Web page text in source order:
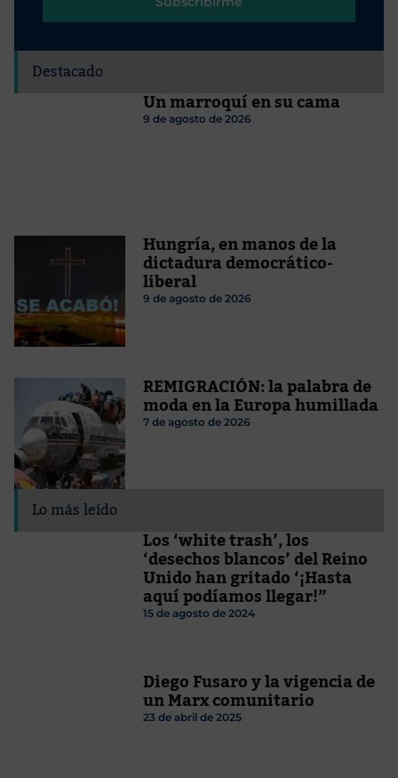
Destacado
Un marroquí en su cama
9 de agosto de 2026
Hungría, en manos de la
dictadura democrático-
liberal
9 de agosto de 2026
REMIGRACIÓN: la palabra de
moda en la Europa humillada
7 de agosto de 2026
Lo más leído
Los ‘white trash’, los
‘desechos blancos’ del Reino
Unido han gritado ‘¡Hasta
aquí podíamos llegar!”
15 de agosto de 2024
Diego Fusaro y la vigencia de
un Marx comunitario
23 de abril de 2025